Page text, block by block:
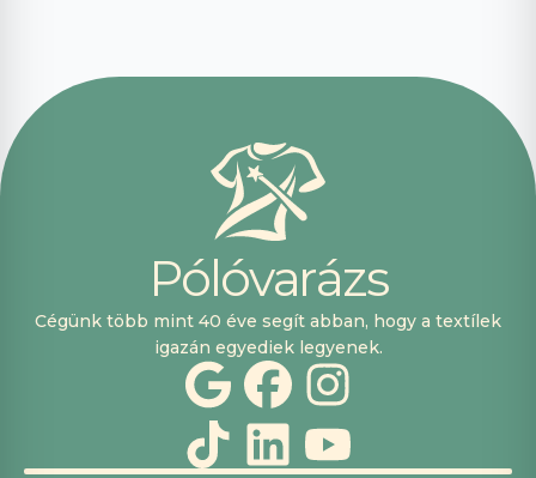
fogok innen
Pólóvarázs
Cégünk több mint 40 éve segít abban, hogy a textílek
igazán egyediek legyenek.